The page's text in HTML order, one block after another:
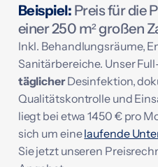
Beispiel: Preis für die
einer 250 m² großen
Inkl. Behandlungsräume,
Sanitärbereiche. Unser
täglicherDesinfektion,
Qualitätskontrolle und
liegt bei etwa 1450 € pro
sich um einelaufende
Sie jetzt unseren